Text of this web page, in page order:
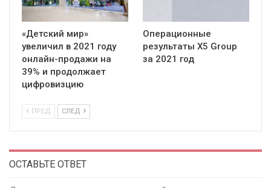
«Детский мир»
увеличил в 2021 году
онлайн-продажи на
39% и продолжает
цифровизцию
Операционные
результаты X5 Group
за 2021 год
ПРЕД СЛЕД
ОСТАВЬТЕ ОТВЕТ